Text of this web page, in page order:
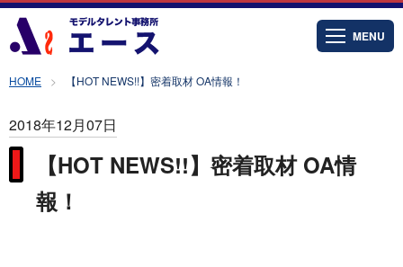
MENU
HOME 【HOT NEWS!!】密着取材 OA情報！
2018年12月07日
【HOT NEWS!!】密着取材 OA情
報！